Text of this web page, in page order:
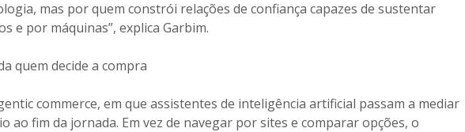
mas por quem constrói relações de confiança capazes de sustentar
e por máquinas”, explica Garbim.
quem decide a compra
commerce, em que assistentes de inteligência artificial passam a mediar
ao fim da jornada. Em vez de navegar por sites e comparar opções, o